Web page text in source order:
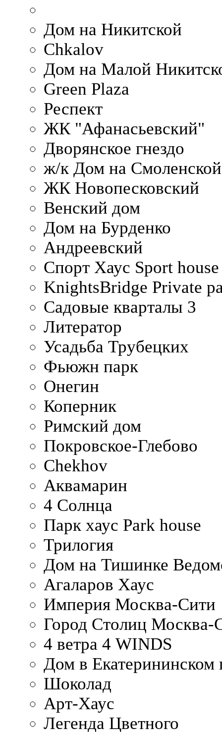
Дом на Никитской
Chkalov
Дом на Малой
Green Plaza
Респект
ЖК "Афанасьевский"
Дворянское гнездо
ж/к Дом на
ЖК Новопесковский
Венский дом
Дом на Бурденко
Андреевский
Спорт Хаус Sport house
KnightsBridge Private
Садовые кварталы 3
Литератор
Усадьба Трубецких
Фьюжн парк
Онегин
Коперник
Римский дом
Покровское-Глебово
Chekhov
Аквамарин
4 Солнца
Парк хаус Park house
Трилогия
Дом на Тишинке
Агаларов Хаус
Империя Москва-Сити
Город Столиц Москва-
4 ветра 4 WINDS
Дом в Екатерининском
Шоколад
Арт-Хаус
Легенда Цветного